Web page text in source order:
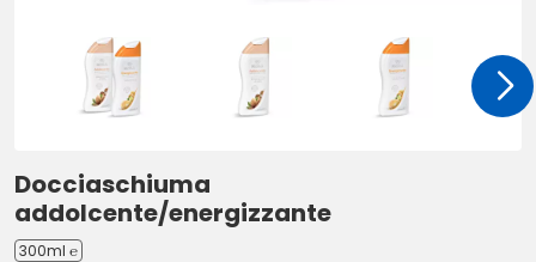
Docciaschiuma
addolcente/energizzante
300ml ℮